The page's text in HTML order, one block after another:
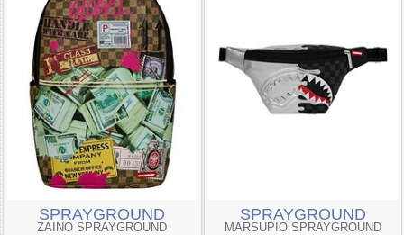
SPRAYGROUND
ZAINO SPRAYGROUND
SPRAYGROUND
MARSUPIO SPRAYGROUND